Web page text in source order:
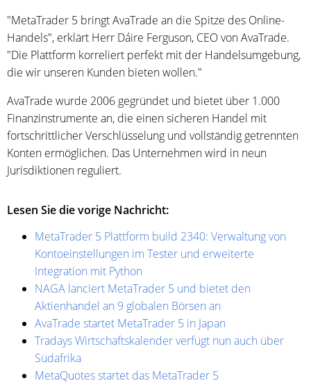
"MetaTrader 5 bringt AvaTrade an die Spitze des Online-
Handels", erklärt Herr Dáire Ferguson, CEO von AvaTrade.
"Die Plattform korreliert perfekt mit der Handelsumgebung,
die wir unseren Kunden bieten wollen."
AvaTrade wurde 2006 gegründet und bietet über 1.000
Finanzinstrumente an, die einen sicheren Handel mit
fortschrittlicher Verschlüsselung und vollständig getrennten
Konten ermöglichen. Das Unternehmen wird in neun
Jurisdiktionen reguliert.
Lesen Sie die vorige Nachricht:
MetaTrader 5 Plattform build 2340: Verwaltung von
Kontoeinstellungen im Tester und erweiterte
Integration mit Python
NAGA lanciert MetaTrader 5 und bietet den
Aktienhandel an 9 globalen Börsen an
AvaTrade startet MetaTrader 5 in Japan
Tradays Wirtschaftskalender verfügt nun auch über
Südafrika
MetaQuotes startet das MetaTrader 5